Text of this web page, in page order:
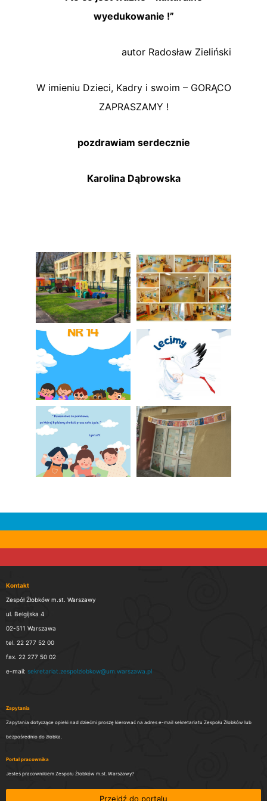
wyedukowanie !”
autor Radosław Zieliński
W imieniu Dzieci, Kadry i swoim – GORĄCO
ZAPRASZAMY !
pozdrawiam serdecznie
Karolina Dąbrowska
Kontakt
Zespół Żłobków m.st. Warszawy
ul. Belgijska 4
02-511 Warszawa
tel. 22 277 52 00
fax. 22 277 50 02
e-mail: sekretariat.zespolzlobkow@um.warszawa.pl
Zapytania
Zapytania dotyczące opieki nad dziećmi proszę kierować na adres e-mail sekretariatu Zespołu Żłobków lub
bezpośrednio do żłobka.
Portal pracownika
Jesteś pracownikiem Zespołu Żłobków m.st. Warszawy?
Przejdź do portalu